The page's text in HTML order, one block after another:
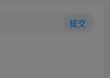
提交